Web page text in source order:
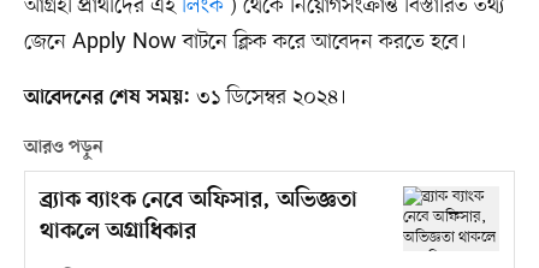
আগ্রহী প্রার্থীদের এই লিংক ) থেকে নিয়োগসংক্রান্ত বিস্তারিত তথ্য
জেনে Apply Now বাটনে ক্লিক করে আবেদন করতে হবে।
আবেদনের শেষ সময়: ৩১ ডিসেম্বর ২০২৪।
আরও পড়ুন
ব্র্যাক ব্যাংক নেবে অফিসার, অভিজ্ঞতা
থাকলে অগ্রাধিকার